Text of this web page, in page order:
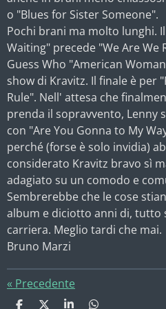
o "Blues for Sister Someone".
Pochi brani ma molto lunghi.
Waiting" precede "We Are We
Guess Who "American
show di Kravitz. Il finale è per
Rule". Nell' attesa che
prenda il sopravvento, Lenny
con "Are You Gonna to My
perché (forse è solo invidia)
considerato Kravitz bravo sì
adagiato su un comodo e
Sembrerebbe che le cose
album e diciotto anni di, tutto
carriera. Meglio tardi che mai.
Bruno Marzi
« Precedente